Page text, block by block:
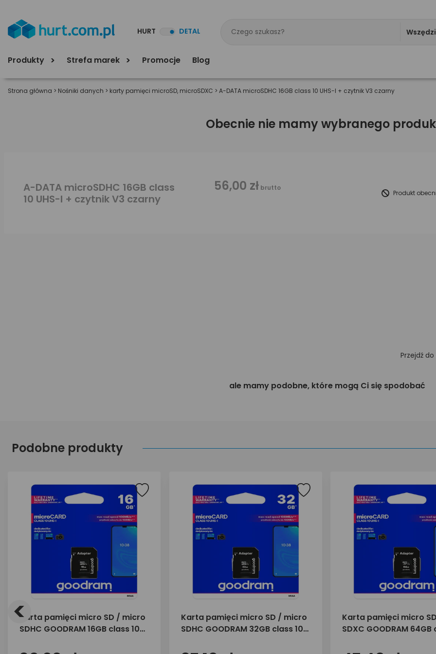
HURT DETAL
Produkty Strefa marek Promocje Blog
Strona główna > Nośniki danych > karty pamięci microSD, microSDXC > A-DATA microSDHC 16GB class 10 UHS-I + czytnik V3 czarny
Obecnie nie mamy wybranego
A-DATA microSDHC 16GB class
10 UHS-I + czytnik V3 czarny
56,00 zł brutto
Produkt
Przejdź do
ale mamy podobne, które mogą Ci się spodobać
Podobne produkty
Karta pamięci micro SD / micro
SDHC GOODRAM 16GB class 10
Karta pamięci micro SD / micro
SDHC GOODRAM 32GB class 10
Karta pamięci micro
SDXC GOODRAM 64GB
<